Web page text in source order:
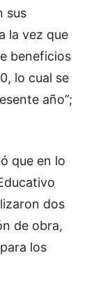
sus
la vez que
beneficios
lo cual se
año”;
que en lo
dos
de obra,
los